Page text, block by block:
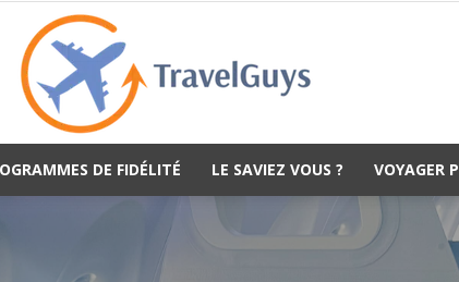
TravelGuys
DE FIDÉLITÉ LE SAVIEZ VOUS ? VOYAGER